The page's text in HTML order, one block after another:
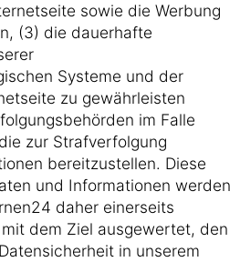
sowie die Werbung
(3) die dauerhafte
Systeme und der
zu gewährleisten
im Falle
zur Strafverfolgung
bereitzustellen. Diese
und Informationen werden
daher einerseits
dem Ziel ausgewertet, den
in unserem